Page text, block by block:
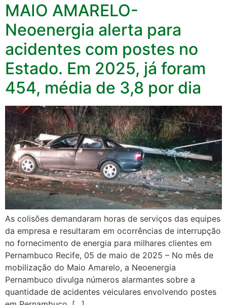
MAIO AMARELO-
Neoenergia alerta para
acidentes com postes no
Estado. Em 2025, já foram
454, média de 3,8 por dia
As colisões demandaram horas de serviços das equipes
da empresa e resultaram em ocorrências de interrupção
no fornecimento de energia para milhares clientes em
Pernambuco Recife, 05 de maio de 2025 – No mês de
mobilização do Maio Amarelo, a Neoenergia
Pernambuco divulga números alarmantes sobre a
quantidade de acidentes veiculares envolvendo postes